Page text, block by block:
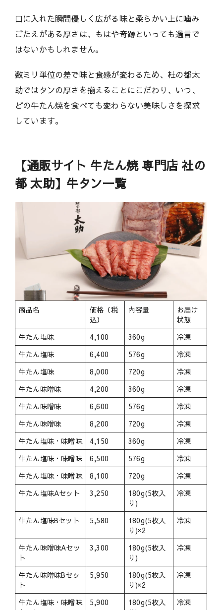
口に入れた瞬間優しく広がる味と柔らかい上に噛み
ごたえがある厚さは、もはや奇跡といっても過言で
はないかもしれません。
数ミリ単位の差で味と食感が変わるため、杜の都太
助ではタンの厚さを揃えることにこだわり、いつ、
どの牛たん焼を食べても変わらない美味しさを探求
しています。
【通販サイト 牛たん焼 専門店 社の
都 太助】牛タン一覧
商品名
価格（税
込）
内容量
お届け
状態
牛たん塩味
4,100 360g
冷凍
牛たん塩味
6,400 576g
冷凍
牛たん塩味
8,000 720g
冷凍
牛たん味噌味
4,200 360g
冷凍
牛たん味噌味
6,600 576g
冷凍
牛たん味噌味
8,200 720g
冷凍
牛たん塩味・味噌味
4,150 360g
冷凍
牛たん塩味・味噌味
6,500 576g
冷凍
牛たん塩味・味噌味
8,100 720g
冷凍
牛たん塩味Aセット
3,250
180g(5枚入
り)
冷凍
牛たん塩味Bセット 5,580
180g(5枚入
り)×2
冷凍
牛たん味噌味Aセッ
ト
3,300
180g(5枚入
り)
冷凍
牛たん味噌味Bセッ
ト
5,950
180g(5枚入
り)×2
冷凍
牛たん塩味・味噌味
5,900
180g(5枚入
冷凍